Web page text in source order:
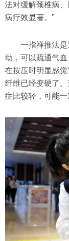
法对缓解颈椎病
病疗效显著。”
一指禅推法
动，可以疏通气
在按压时明显感觉
纤维已经变硬了
症比较轻，可能